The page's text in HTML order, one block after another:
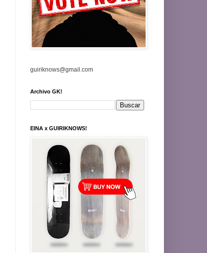
guiriknows@gmail.com
Archivo GK!
EINA x GUIRIKNOWS!